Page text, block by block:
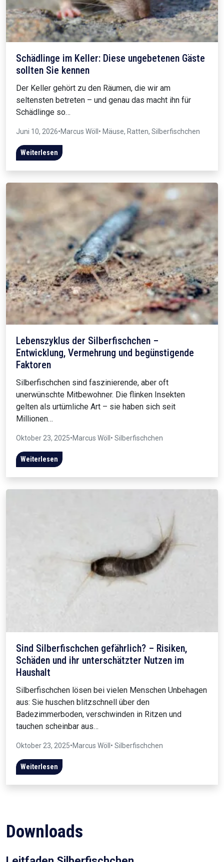
Schädlinge im Keller: Diese ungebetenen Gäste
sollten Sie kennen
Der Keller gehört zu den Räumen, die wir am
seltensten betreten – und genau das macht ihn für
Schädlinge so…
Juni 10, 2026•Marcus Wöll • Mäuse, Ratten, Silberfischchen
Weiterlesen
Lebenszyklus der Silberfischchen –
Entwicklung, Vermehrung und begünstigende
Faktoren
Silberfischchen sind faszinierende, aber oft
unerwünschte Mitbewohner. Die flinken Insekten
gelten als urtümliche Art – sie haben sich seit
Millionen…
Oktober 23, 2025•Marcus Wöll • Silberfischchen
Weiterlesen
Sind Silberfischchen gefährlich? – Risiken,
Schäden und ihr unterschätzter Nutzen im
Haushalt
Silberfischchen lösen bei vielen Menschen Unbehagen
aus: Sie huschen blitzschnell über den
Badezimmerboden, verschwinden in Ritzen und
tauchen scheinbar aus…
Oktober 23, 2025•Marcus Wöll • Silberfischchen
Weiterlesen
Downloads